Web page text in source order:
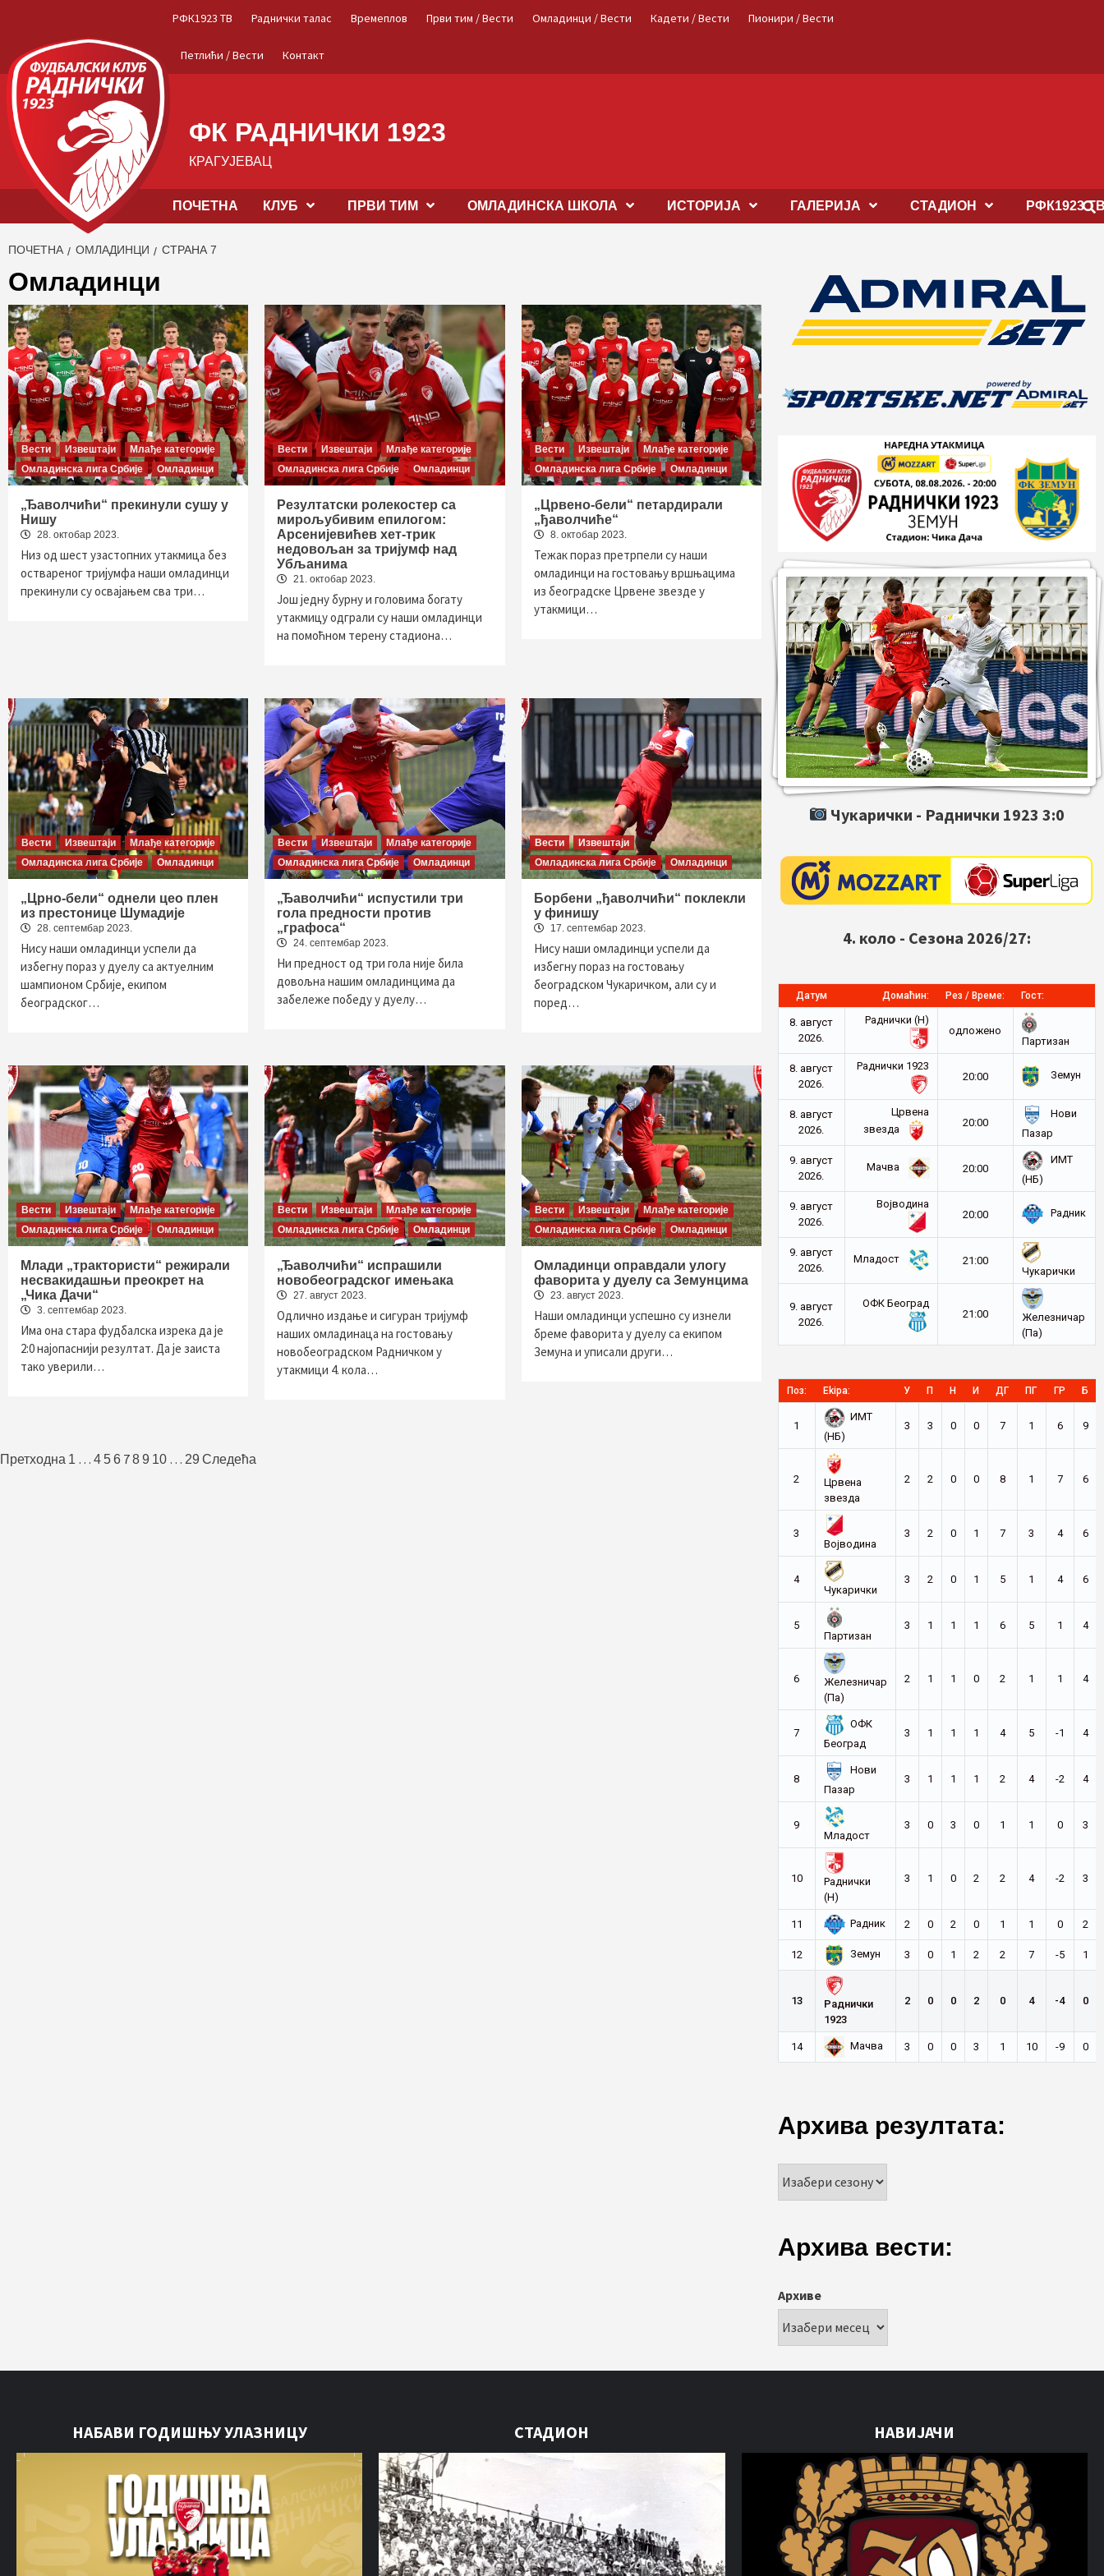
content
РФК1923 ТВ Раднички талас Времеплов Први тим / Вести Омладинци / Вести Кадети / Вести Пионири / Вести
Петлићи / Вести Контакт
ФК РАДНИЧКИ 1923
КРАГУЈЕВАЦ
ПОЧЕТНА КЛУБ ПРВИ ТИМ OМЛАДИНСКА ШКОЛА ИСТОРИЈА ГАЛЕРИЈА СТАДИОН РФК1923
ПОЧЕТНА ОМЛАДИНЦИ СТРАНА 7
Омладинци
Вести Извештаји
Млађе категорије
Омладинска лига Србије
Омладинци
„Ђаволчићи“ прекинули сушу у
Нишу
28. октобар 2023.
Низ од шест узастопних утакмица без
оствареног тријумфа наши омладинци
прекинули су освајањем сва три…
Вести Извештаји
Млађе категорије
Омладинска лига Србије
Омладинци
Резултатски ролекостер са
мирољубивим епилогом:
Арсенијевићев хет-трик
недовољан за тријумф над
Убљанима
21. октобар 2023.
Још једну бурну и головима богату
утакмицу одграли су наши омладинци
на помоћном терену стадиона…
Вести Извештаји
Млађе категорије
Омладинска лига Србије
Омладинци
„Црвено-бели“ петардирали
„ђаволчиће“
8. октобар 2023.
Тежак пораз претрпели су наши
омладинци на гостовању вршњацима
из београдске Црвене звезде у
утакмици…
Вести Извештаји
Млађе категорије
Омладинска лига Србије
Омладинци
„Црно-бели“ однели цео плен
из престонице Шумадије
28. септембар 2023.
Нису наши омладинци успели да
избегну пораз у дуелу са актуелним
шампионом Србије, екипом
београдског…
Вести Извештаји
Млађе категорије
Омладинска лига Србије
Омладинци
„Ђаволчићи“ испустили три
гола предности против
„графоса“
24. септембар 2023.
Ни предност од три гола није била
довољна нашим омладинцима да
забележе победу у дуелу…
Вести
Извештаји
Омладинска лига Србије
Омладинци
Борбени „ђаволчићи“ поклекли
у финишу
17. септембар 2023.
Нису наши омладинци успели да
избегну пораз на гостовању
београдском Чукаричком, али су и
поред…
Вести Извештаји
Млађе категорије
Омладинска лига Србије
Омладинци
Млади „трактористи“ режирали
несвакидашњи преокрет на
„Чика Дачи“
3. септембар 2023.
Има она стара фудбалска изрека да је
2:0 најопаснији резултат. Да је заиста
тако уверили…
Вести Извештаји
Млађе категорије
Омладинска лига Србије
Омладинци
„Ђаволчићи“ испрашили
новобеоградског имењака
27. август 2023.
Одлично издање и сигуран тријумф
наших омладинаца на гостовању
новобеоградском Радничком у
утакмици 4. кола…
Вести Извештаји
Млађе категорије
Омладинска лига Србије
Омладинци
Омладинци оправдали улогу
фаворита у дуелу са Земунцима
23. август 2023.
Наши омладинци успешно су изнели
бреме фаворита у дуелу са екипом
Земуна и уписали други…
Пагинација
Претходна 1 … 4 56 789 10 … 29 Следећа
Чукарички - Раднички 1923 3:0
4. коло - Сезона 2026/27:
Датум Домаћин: Рез / Време: Гост:
8. август
2026.
Раднички (Н)
oдложено
Партизан
8. август
2026.
Раднички 1923
20:00
Земун
8. август
2026.
Црвена
звезда
20:00
Нови
Пазар
9. август
2026.
Мачва 20:00
ИМТ
(НБ)
9. август
2026.
Војводина
20:00
Радник
9. август
2026.
Младост
21:00
Чукарички
9. август
2026.
ОФК Београд
21:00
Железничар
(Па)
Поз: Ekipa: У П Н И ДГ ПГ ГР Б
1
ИМТ
(НБ)
3 3 0 0 7 1 6 9
2
Црвена
звезда
2 2 0 0 8 1 7 6
3
Војводина
3 2 0 1 7 3 4 6
4
Чукарички
3 2 0 1 5 1 4 6
5
Партизан
3 1 1 1 6 5 1 4
6
Железничар
(Па)
2 1 1 0 2 1 1 4
7
ОФК
Београд
3 1 1 1 4 5 -1 4
8
Нови
Пазар
3 1 1 1 2 4 -2 4
9
Младост
3 0 3 0 1 1 0 3
10
Раднички
(Н)
3 1 0 2 2 4 -2 3
11 Радник 2 0 2 0 1 1 0 2
12 Земун 3 0 1 2 2 7 -5 1
13
Раднички
1923
2 0 0 2 0 4 -4 0
14 Мачва 3 0 0 3 1 10 -9 0
Архива резултата:
Архива вести:
Архиве
НАБАВИ ГОДИШЊУ УЛАЗНИЦУ СТАДИОН НАВИЈАЧИ